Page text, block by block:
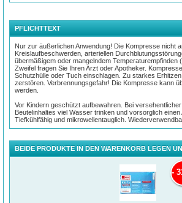
PFLICHTTEXT
Nur zur äußerlichen Anwendung! Die Kompresse nicht
Kreislaufbeschwerden, arteriellen
übermäßigem oder mangelndem Temperaturempfinden
Zweifel fragen Sie Ihren Arzt oder Apotheker.
Schutzhülle oder Tuch einschlagen. Zu starkes
zerstören. Verbrennungsgefahr! Die Kompresse kann
werden.
Vor Kindern geschützt aufbewahren. Bei
Beutelinhaltes viel Wasser trinken und vorsorglich einen
Tiefkühlfähig und mikrowellentauglich.
BEIDE PRODUKTE IN DEN WARENKORB LEGEN